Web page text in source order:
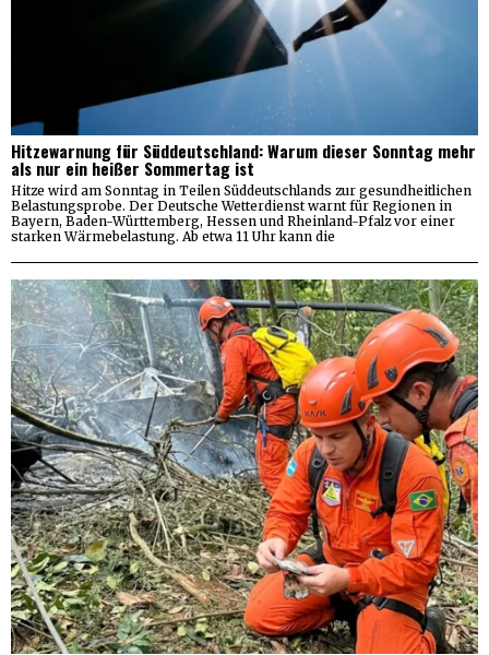
Hitzewarnung für Süddeutschland: Warum dieser Sonntag mehr
als nur ein heißer Sommertag ist
Hitze wird am Sonntag in Teilen Süddeutschlands zur gesundheitlichen
Belastungsprobe. Der Deutsche Wetterdienst warnt für Regionen in
Bayern, Baden-Württemberg, Hessen und Rheinland-Pfalz vor einer
starken Wärmebelastung. Ab etwa 11 Uhr kann die